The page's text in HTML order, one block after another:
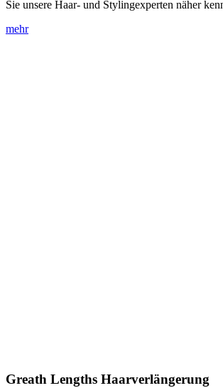
Sie unsere Haar- und Stylingexperten näher
mehr
Greath Lengths Haarverlängerung